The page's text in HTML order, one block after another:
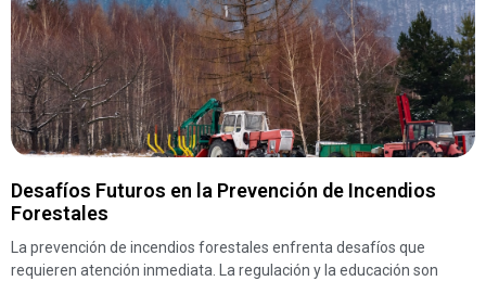
Desafíos Futuros en la Prevención de Incendios
Forestales
La prevención de incendios forestales enfrenta desafíos que
requieren atención inmediata. La regulación y la educación son